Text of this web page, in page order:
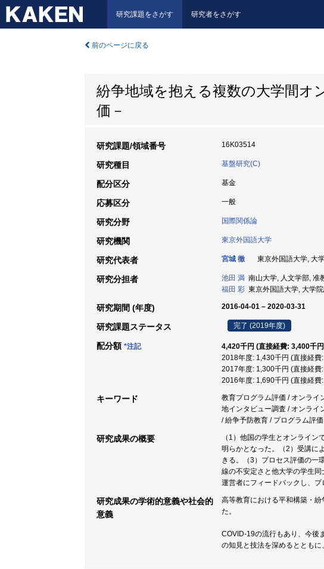
研究課題をさがす 研究者をさがす
前のページに戻る
紛争地域を抱える複数の大学間オ
価－
研究課題/領域番号 16K03514
研究種目 基盤研究(C)
配分区分 基金
応募区分 一般
研究分野 国際関係論
研究機関 東京外国語大学
研究代表者 宮城 徹 東京外国語大学, 大
研究分担者 池田 満 南山大学, 人文学部, 准
福田 彩 東京外国語大学, 大学
研究期間 (年度) 2016-04-01 – 2020-03-31
研究課題ステータス 完了 (2019年度)
配分額 *注記
4,420千円 (直接経費: 3,400千
2018年度: 1,430千円 (直接経
2017年度: 1,300千円 (直接経
2016年度: 1,690千円 (直接経
キーワード
教育プログラム評価 / オンライ
地インタビュー調査 / オンライ
/ 紛争予防教育 / プログラム評
研究成果の概要
（1）他国の学生とオンライ
明らかとなった。（2）受講に
きる。（3）プロセス評価の一
線の不安定さと他大学の学生
運営者にフィードバックし、プ
研究成果の学術的意義や社会的
意義
高等教育における平和構築・
た。
COVID-19の流行もあり、今後
の知見と技法を深めるとともに